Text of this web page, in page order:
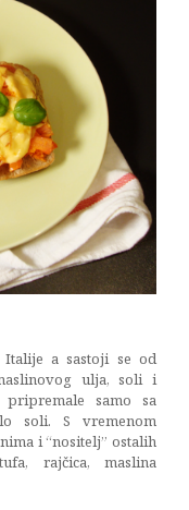
–
i
a sastoji se od
ulja, soli i
samo sa
soli. S vremenom
i “nositelj” ostalih
rajčica, maslina